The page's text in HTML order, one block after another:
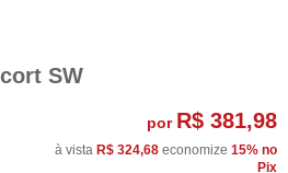
SW
por R$ 381,98
à vista R$ 324,68 economize 15% no
Pix